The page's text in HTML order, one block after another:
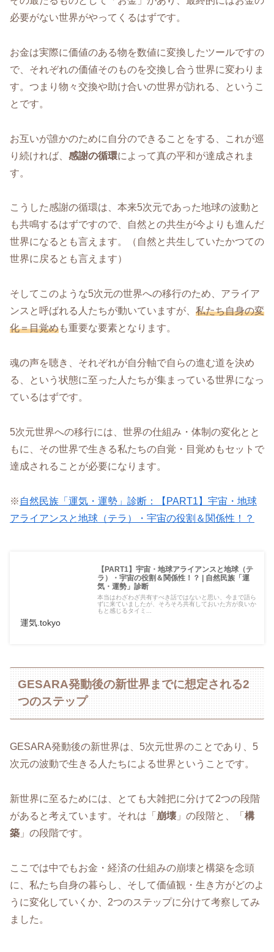
必要がない世界がやってくるはずです。
お金は実際に価値のある物を数値に変換したツールですの
で、それぞれの価値そのものを交換し合う世界に変わりま
す。つまり物々交換や助け合いの世界が訪れる、というこ
とです。
お互いが誰かのために自分のできることをする、これが巡
り続ければ、 感謝の循環によって真の平和が達成されま
す。
こうした感謝の循環は、本来5次元であった地球の波動と
も共鳴するはずですので、自然との共生が今よりも進んだ
世界になるとも言えます。（自然と共生していたかつての
世界に戻るとも言えます）
そしてこのような5次元の世界への移行のため、アライア
ンスと呼ばれる人たちが動いていますが、 私たち自身の変
化＝目覚めも重要な要素となります。
魂の声を聴き、それぞれが自分軸で自らの進む道を決め
る、という状態に至った人たちが集まっている世界になっ
ているはずです。
5次元世界への移行には、世界の仕組み・体制の変化とと
もに、その世界で生きる私たちの自覚・目覚めもセットで
達成されることが必要になります。
※ 自然民族「運気・運勢」診断：【PART1】宇宙・地球
アライアンスと地球（テラ）・宇宙の役割＆関係性！？
【PART1】宇宙・地球アライアンスと地球（テ
ラ）・宇宙の役割＆関係性！？ | 自然民族「運
気・運勢」診断
本当はわざわざ共有すべき話ではないと思い、今まで語ら
ずに来ていましたが、そろそろ共有しておいた方が良いか
もと感じるタイミ...
運気.tokyo
GESARA発動後の新世界までに想定される2
つのステップ
GESARA発動後の新世界は、5次元世界のことであり、5
次元の波動で生きる人たちによる世界ということです。
新世界に至るためには、とても大雑把に分けて2つの段階
があると考えています。それは「 崩壊 」の段階と、「 構
築 」の段階です。
ここでは中でもお金・経済の仕組みの崩壊と構築を念頭
に、私たち自身の暮らし、そして価値観・生き方がどのよ
うに変化していくか、2つのステップに分けて考察してみ
ました。